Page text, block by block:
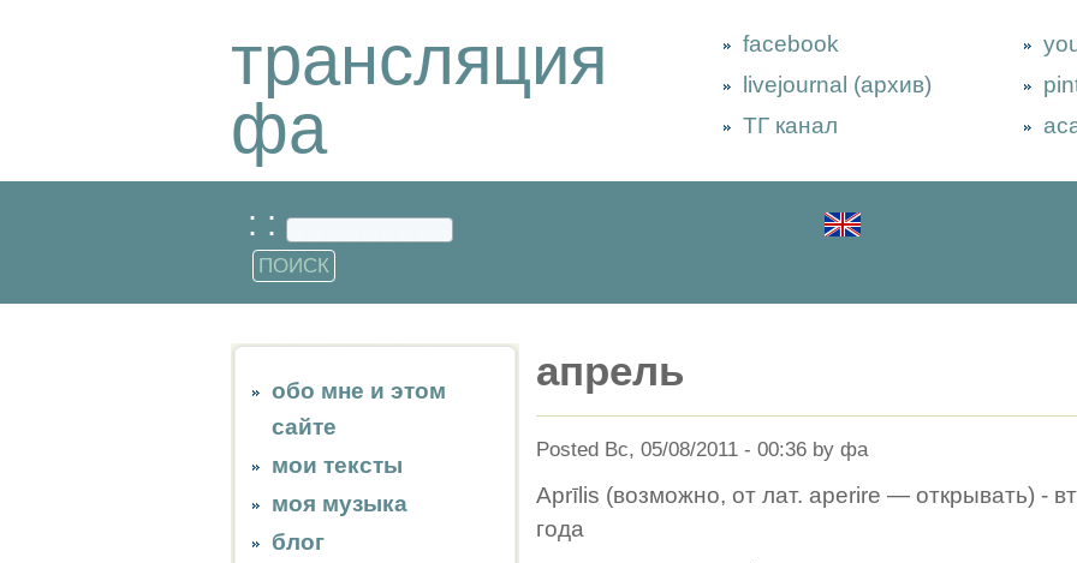
трансляция
фа
facebook
livejournal (архив)
ТГ канал
: :
обо мне и этом
сайте
мои тексты
моя музыка
блог
апрель
Posted Вс, 05/08/2011 - 00:36 by фа
Aprīlis (возможно, от лат. aperire — открывать) -
года